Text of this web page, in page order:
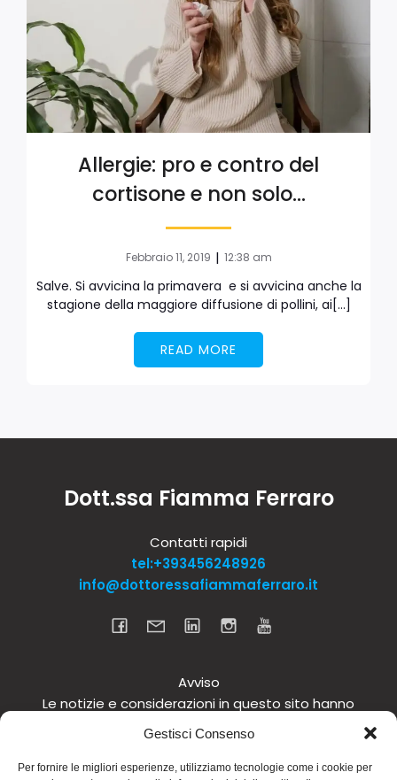
Gestisci Consenso
Per fornire le migliori esperienze, utilizziamo tecnologie come i cookie per
Allergie: pro e contro del
cortisone e non solo…
Febbraio 11, 2019 | 12:38 am
Salve. Si avvicina la primavera e si avvicina anche la
stagione della maggiore diffusione di pollini, ai[…]
READ MORE
Dott.ssa Fiamma Ferraro
Contatti rapidi
tel:+393456248926
info@dottoressafiammaferraro.it
Avviso
Le notizie e considerazioni in questo sito hanno
carattere informativo generale e non intendono in
non intraprendere o interrompere alcuna terapia o